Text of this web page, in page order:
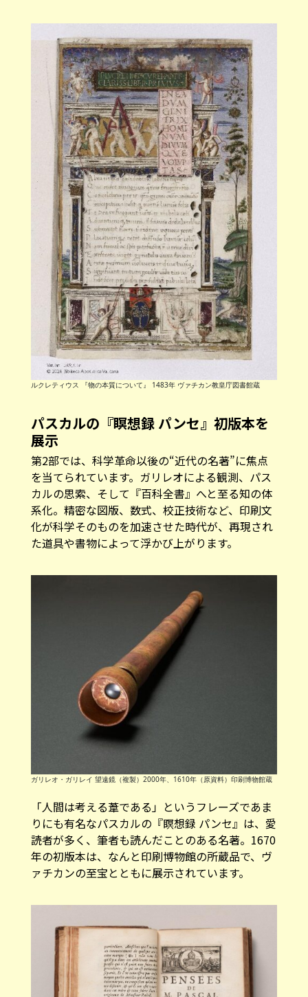
ルクレティウス 『物の本質について』 1483年 ヴァチカン教皇庁図書館蔵
パスカルの『瞑想録 パンセ』初版本を
展示
第2部では、科学革命以後の“近代の名著”に焦点
を当てられています。ガリレオによる観測、パス
カルの思索、そして『百科全書』へと至る知の体
系化。精密な図版、数式、校正技術など、印刷文
化が科学そのものを加速させた時代が、再現され
た道具や書物によって浮かび上がります。
ガリレオ・ガリレイ 望遠鏡（複製）2000年、1610年（原資料）印刷博物館蔵
「人間は考える葦である」というフレーズであま
りにも有名なパスカルの『瞑想録 パンセ』は、愛
読者が多く、筆者も読んだことのある名著。1670
年の初版本は、なんと印刷博物館の所蔵品で、ヴ
ァチカンの至宝とともに展示されています。